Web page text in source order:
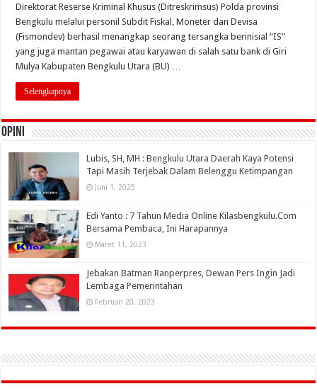
Direktorat Reserse Kriminal Khusus (Ditreskrimsus) Polda provinsi
Bengkulu melalui personil Subdit Fiskal, Moneter dan Devisa
(Fismondev) berhasil menangkap seorang tersangka berinisial “IS”
yang juga mantan pegawai atau karyawan di salah satu bank di Giri
Mulya Kabupaten Bengkulu Utara (BU) …
Selengkapnya
OPINI
Lubis, SH, MH : Bengkulu Utara Daerah Kaya Potensi
Tapi Masih Terjebak Dalam Belenggu Ketimpangan
Juni 1, 2025
Edi Yanto : 7 Tahun Media Online Kilasbengkulu.Com
Bersama Pembaca, Ini Harapannya
Maret 11, 2023
Jebakan Batman Ranperpres, Dewan Pers Ingin Jadi
Lembaga Pemerintahan
Februari 20, 2023